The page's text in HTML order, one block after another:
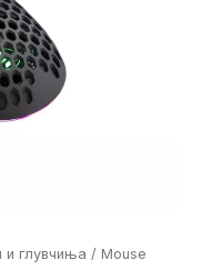
и глувчиња / Mouse